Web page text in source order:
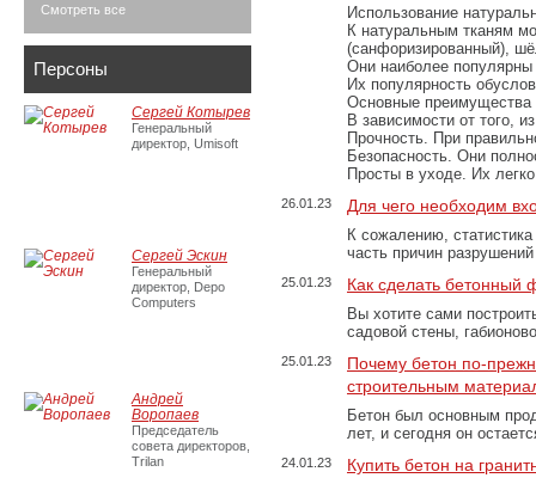
Использование
К натуральным тканям
(санфоризированный),
Они наиболее популярны
Их популярность
Основные преимущества
В зависимости от того,
Прочность. При
Безопасность. Они
Просты в уходе. Их
26.01.23 Для чего необходим
К сожалению,
часть причин
25.01.23 Как сделать бетонный
Вы хотите сами
садовой стены,
25.01.23
Почему бетон по-
строительным
Бетон был основным
лет, и сегодня он
24.01.23 Купить бетон на
Смотреть все
Персоны
Сергей Котырев
Генеральный
директор, Umisoft
Сергей Эскин
Генеральный
директор, Depo
Computers
Андрей
Воропаев
Председатель
совета директоров,
Trilan